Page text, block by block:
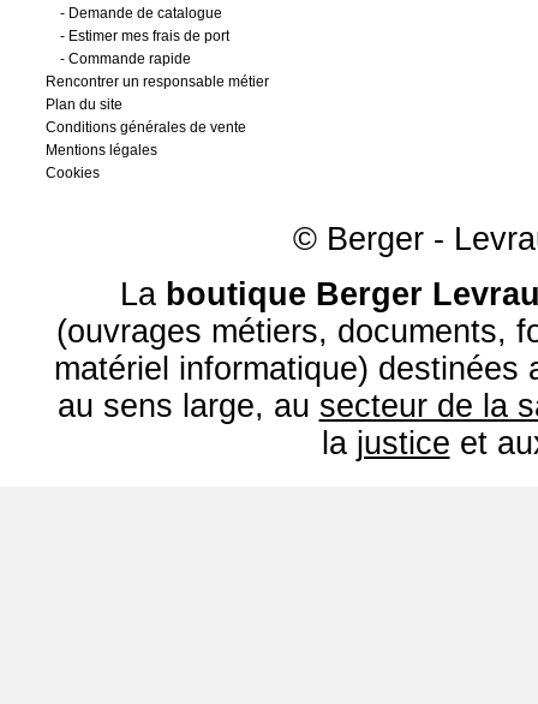
- Demande de catalogue
- Estimer mes frais de port
- Commande rapide
Rencontrer un responsable métier
Plan du site
Conditions générales de vente
Mentions légales
Cookies
© Berger -
La boutique Berger
(ouvrages métiers, documents,
matériel informatique) destinées
au sens large, au secteur de la
la justice et